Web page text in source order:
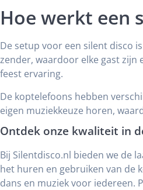
Hoe werkt een
De setup voor een silent disco
zender, waardoor elke gast zijn
feest ervaring.
De koptelefoons hebben
eigen muziekkeuze horen,
Ontdek onze kwaliteit in
Bij Silentdisco.nl bieden we de
het huren en gebruiken van de
dans en muziek voor iedereen.